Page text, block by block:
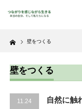
Home 壁をつくる
壁をつくる
11.24
自然に触